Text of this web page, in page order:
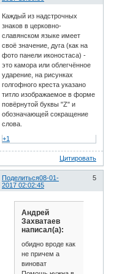
Каждый из надстрочных
знаков в церковно-
славянском языке имеет
своё значение, дуга (как на
фото панели иконостаса) -
это камора или облегчённое
ударение, на рисунках
голгофного креста указано
титло изображаемое в форме
повёрнутой буквы "Z" и
обозначающей сокращение
слова.
+1
Цитировать
Поделиться 5
08-01-
2017 02:02:45
Андрей
Захватаев
написал(а):
обидно вроде как
не причем а
виноват